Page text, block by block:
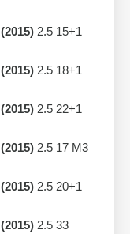
(2015) 2.5 15+1
(2015) 2.5 18+1
(2015) 2.5 22+1
(2015) 2.5 17 M3
(2015) 2.5 20+1
(2015) 2.5 33